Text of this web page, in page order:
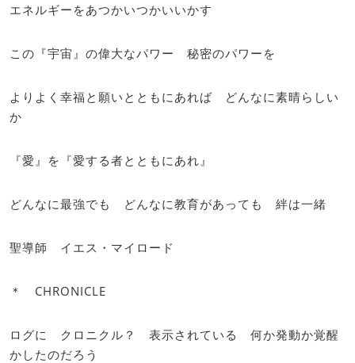
エネルギーをあつかいつかいいかす
この『宇宙』の偉大なパワー 秘密のパワーを
よりよく幸福と願いとともにあれば どんなに素晴らしい
か
『愛』を『愛する者とともにあれ』
どんなに最強でも どんなに教育があっても 絆は一緒
聖導師 イエス・マイロード
＊ CHRONICLE
ログに クロニクル？ 表示されている 何か発動か覚醒
かしたのだろう